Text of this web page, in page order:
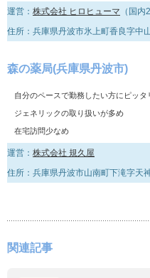
運営： 株式会社 ヒロヒューマ （国
住所：兵庫県丹波市氷上町香良字中
森の薬局(兵庫県丹波市)
自分のペースで勤務したい方にピッタ
ジェネリックの取り扱いが多め
在宅訪問少なめ
運営： 株式会社 規久屋
住所：兵庫県丹波市山南町下滝字天
関連記事